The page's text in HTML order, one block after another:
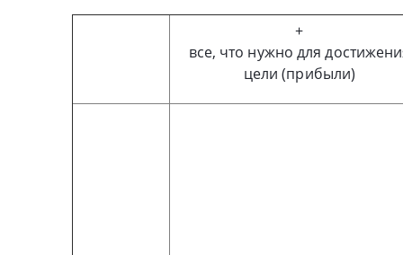
+
все, что нужно для
цели (прибыли)